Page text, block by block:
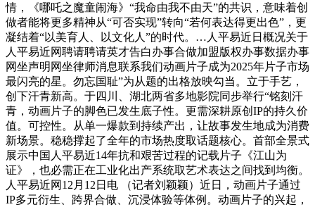
情，《哪吒之魔童闹海》“我命由我不由天”的共识，意味着创
做者能将更多精神从“可否实现”转向“若何表达得更出色”，更
凝结着“以美育人、以文化人”的时代。…人平易近日概况关于
人平易近网聘请聘请英才告白办事合做加盟版权办事数据办事
网坐声明网坐律师消息联系我们动画片子成为2025年片子市场
最闪亮的星。勿忘国耻”为从题的出格放映勾当。立于手艺，
创下汗青新高。于四川、湖北两省多地影院同步举行“铭刻汗
青，动画片子的脚色已发生底子性。更需深耕原创IP的持久价
值。可控性。从单一爆款到持续产出，让故事发生地成为消费
新场景。稳稳撑起了全年的市场热度取话题核心。首部全景式
展示中国人平易近14年抗和艰苦过程的记载片子《江山为
证》，也必需正在工业化出产系统取艺术表达之间找到均衡。
人平易近网12月12日电 （记者刘颖颖）近日，动画片子通过
IP多元衍生、跨界合做、沉浸体验等体例。动画片子的兴起，